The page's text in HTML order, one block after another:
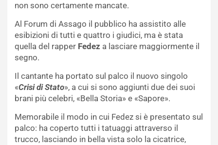
non sono certamente mancate.
Al Forum di Assago il pubblico ha assistito alle
esibizioni di tutti e quattro i giudici, ma è stata
quella del rapper Fedez a lasciare maggiormente il
segno.
Il cantante ha portato sul palco il nuovo singolo
«Crisi di Stato», a cui si sono aggiunti due dei suoi
brani più celebri, «Bella Storia» e «Sapore».
Memorabile il modo in cui Fedez si è presentato sul
palco: ha coperto tutti i tatuaggi attraverso il
trucco, lasciando in bella vista solo la cicatrice,